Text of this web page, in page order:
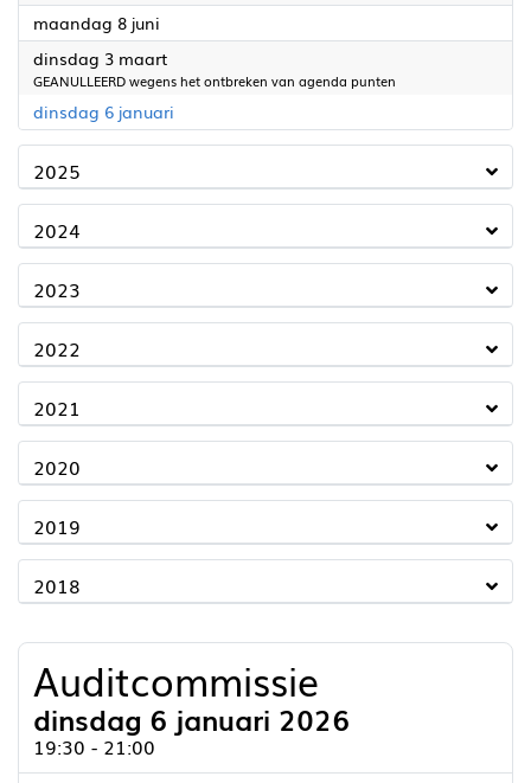
maandag 8 juni
dinsdag 3 maart2026
GEANULLEERD wegens het ontbreken van agenda punten
dinsdag 6 januari
2025
2024
2023
2022
2021
2020
2019
2018
Auditcommissie
dinsdag 6 januari 2026
19:30 - 21:00